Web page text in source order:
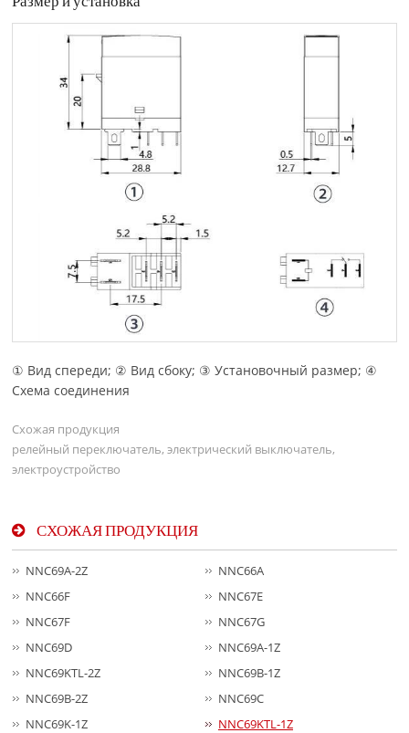
① Вид спереди; ② Вид сбоку; ③ Установочный размер; ④
Схема соединения
Схожая продукция
релейный переключатель, электрический выключатель,
электроустройство
СХОЖАЯ ПРОДУКЦИЯ
NNC69A-2Z
NNC66A
NNC66F
NNC67E
NNC67F
NNC67G
NNC69D
NNC69A-1Z
NNC69KTL-2Z
NNC69B-1Z
NNC69B-2Z
NNC69C
NNC69K-1Z
NNC69KTL-1Z